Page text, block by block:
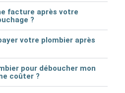
facture après votre
?
votre plombier après
pour déboucher mon
coûter ?